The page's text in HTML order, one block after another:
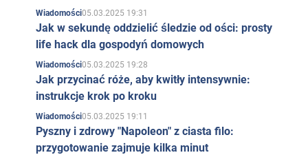
Wiadomości05.03.2025 19:31
Jak w sekundę oddzielić śledzie od ości: prosty
life hack dla gospodyń domowych
Wiadomości05.03.2025 19:28
Jak przycinać róże, aby kwitły intensywnie:
instrukcje krok po kroku
Wiadomości05.03.2025 19:11
Pyszny i zdrowy "Napoleon" z ciasta filo:
przygotowanie zajmuje kilka minut